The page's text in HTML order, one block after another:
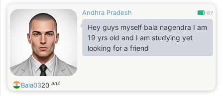
Andhra Pradesh 0.7
Hey guys myself bala nagendra I am
19 yrs old and I am studying yet
looking for a friend
Bala0320 ans